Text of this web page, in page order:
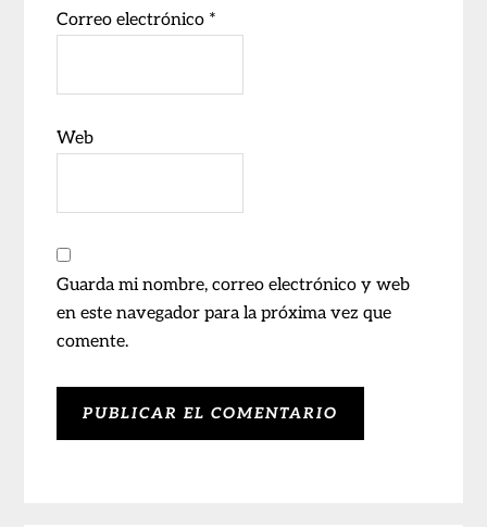
Correo electrónico *
Web
Guarda mi nombre, correo electrónico y web
en este navegador para la próxima vez que
comente.